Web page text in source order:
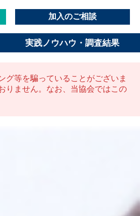
加入のご相談
実践ノウハウ・調査結果
グ等を騙っていることがございま
りません。なお、当協会ではこの